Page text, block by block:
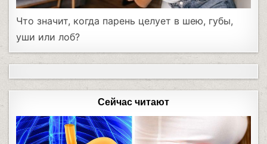
Что значит, когда парень целует в шею, губы,
уши или лоб?
Сейчас читают